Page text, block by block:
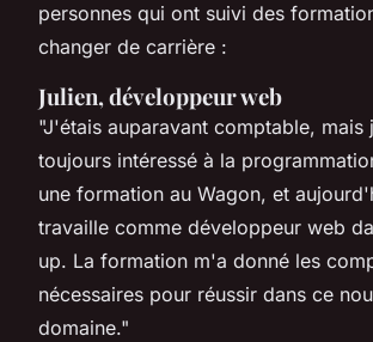
personnes qui ont suivi des
changer de carrière :
Julien, développeur web
"J'étais auparavant comptable, mais
toujours intéressé à la
une formation au Wagon, et
travaille comme développeur web
up. La formation m'a donné les
nécessaires pour réussir dans ce
domaine."